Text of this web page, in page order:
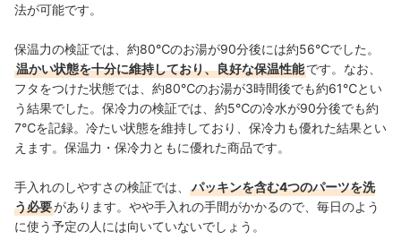
法が可能です。
保温力の検証では、約80℃のお湯が90分後には約56℃でした。
温かい状態を十分に維持しており、良好な保温性能です。なお、
フタをつけた状態では、約80℃のお湯が3時間後でも約61℃とい
う結果でした。保冷力の検証では、約5℃の冷水が90分後でも約
7℃を記録。冷たい状態を維持しており、保冷力も優れた結果とい
えます。保温力・保冷力ともに優れた商品です。
手入れのしやすさの検証では、
パッキンを含む4つのパーツを洗
う必要があります。やや手入れの手間がかかるので、毎日のよう
に使う予定の人には向いていないでしょう。